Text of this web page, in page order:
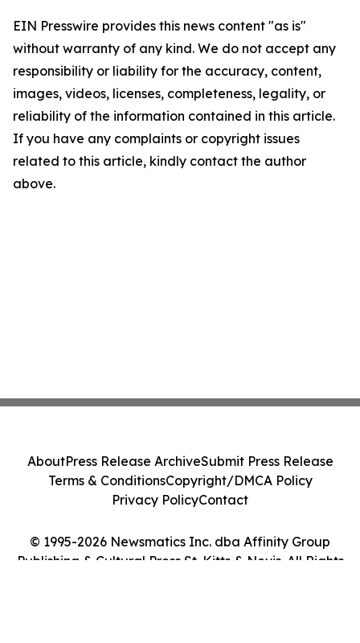
EIN Presswire provides this news content "as is"
without warranty of any kind. We do not accept any
responsibility or liability for the accuracy, content,
images, videos, licenses, completeness, legality, or
reliability of the information contained in this article.
If you have any complaints or copyright issues
related to this article, kindly contact the author
above.
© 1995-2026 Newsmatics Inc. dba Affinity Group
Publishing & Cultural Press St. Kitts & Nevis. All Rights
AboutPress Release ArchiveSubmit Press Release
Terms & ConditionsCopyright/DMCA Policy
Privacy PolicyContact